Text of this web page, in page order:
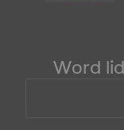
Word